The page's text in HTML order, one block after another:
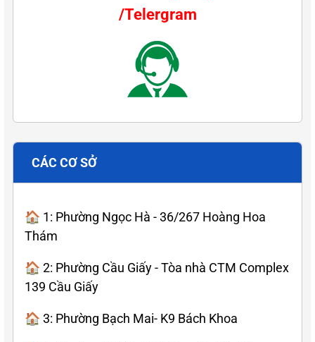
/Telergram
CÁC CƠ SỞ
🏠 1: Phường Ngọc Hà - 36/267 Hoàng Hoa
Thám
🏠 2: Phường Cầu Giấy - Tòa nhà CTM Complex
139 Cầu Giấy
🏠 3: Phường Bạch Mai- K9 Bách Khoa